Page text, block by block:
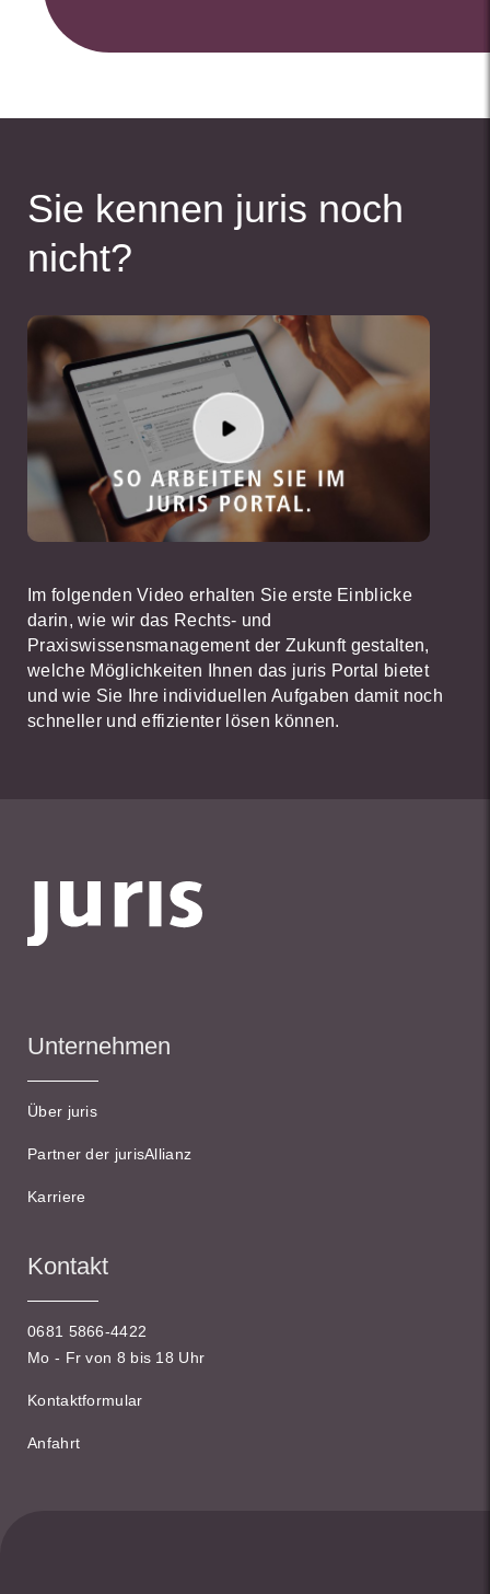
Sie kennen juris noch
nicht?
Im folgenden Video erhalten Sie erste Einblicke
darin, wie wir das Rechts- und
Praxiswissensmanagement der Zukunft gestalten,
welche Möglichkeiten Ihnen das juris Portal bietet
und wie Sie Ihre individuellen Aufgaben damit noch
schneller und effizienter lösen können.
Unternehmen
Über juris
Partner der jurisAllianz
Karriere
Kontakt
0681 5866-4422
Mo - Fr von 8 bis 18 Uhr
Kontaktformular
Anfahrt